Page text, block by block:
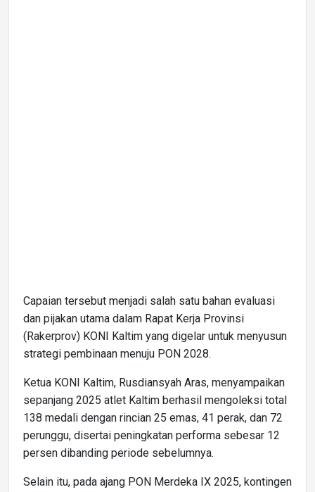
Capaian tersebut menjadi salah satu bahan evaluasi
dan pijakan utama dalam Rapat Kerja Provinsi
(Rakerprov) KONI Kaltim yang digelar untuk menyusun
strategi pembinaan menuju PON 2028.
Ketua KONI Kaltim, Rusdiansyah Aras, menyampaikan
sepanjang 2025 atlet Kaltim berhasil mengoleksi total
138 medali dengan rincian 25 emas, 41 perak, dan 72
perunggu, disertai peningkatan performa sebesar 12
persen dibanding periode sebelumnya.
Selain itu, pada ajang PON Merdeka IX 2025, kontingen